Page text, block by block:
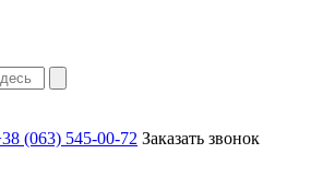
(063) 545-00-72 Заказать звонок